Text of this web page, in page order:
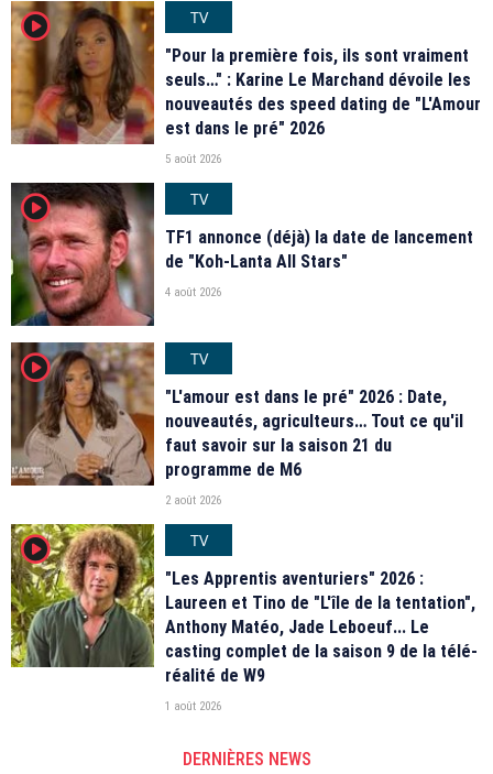
player2
TV
"Pour la première fois, ils sont vraiment
seuls…" : Karine Le Marchand dévoile les
nouveautés des speed dating de "L'Amour
est dans le pré" 2026
5 août 2026
player2
TV
TF1 annonce (déjà) la date de lancement
de "Koh-Lanta All Stars"
4 août 2026
player2
TV
"L'amour est dans le pré" 2026 : Date,
nouveautés, agriculteurs… Tout ce qu'il
faut savoir sur la saison 21 du
programme de M6
2 août 2026
player2
TV
"Les Apprentis aventuriers" 2026 :
Laureen et Tino de "L'île de la tentation",
Anthony Matéo, Jade Leboeuf... Le
casting complet de la saison 9 de la télé-
réalité de W9
1 août 2026
DERNIÈRES NEWS